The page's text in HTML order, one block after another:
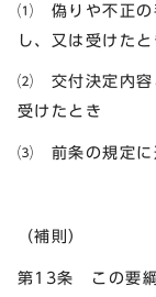
⑴ 偽りや不正の
し、又は受けたと
⑵ 交付決定内容
受けたとき
⑶ 前条の規定に
（補則）
第13条 この要綱